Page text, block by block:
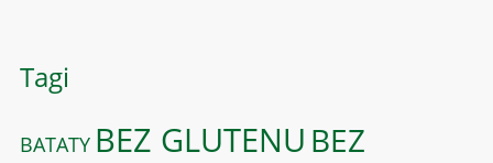
Tagi
BATATY BEZ GLUTENU BEZ